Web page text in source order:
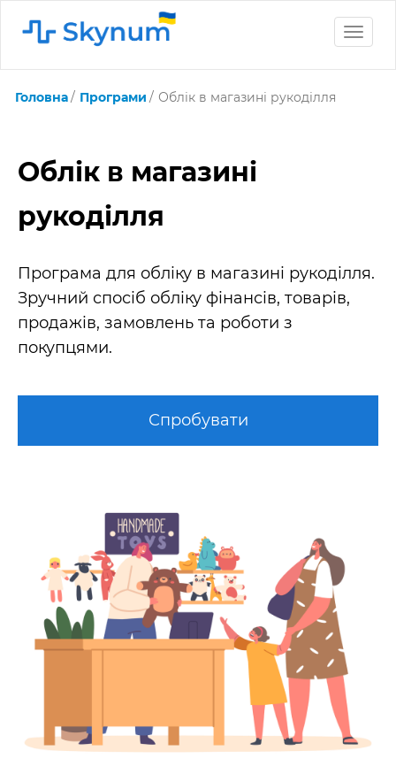
Toggle
Головна Програми Облік в магазині рукоділля
Облік в магазині
рукоділля
Програма для обліку в магазині рукоділля.
Зручний спосіб обліку фінансів, товарів,
продажів, замовлень та роботи з
покупцями.
Спробувати